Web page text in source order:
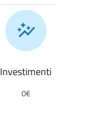
Investimenti
0€